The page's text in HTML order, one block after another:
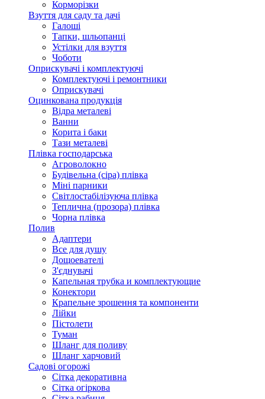
Корморізки
Взуття для саду та дачі
Галоші
Тапки, шльопанці
Устілки для взуття
Чоботи
Оприскувачі і комплектуючі
Комплектуючі і ремонтники
Оприскувачі
Оцинкована продукція
Відра металеві
Ванни
Корита і баки
Тази металеві
Плівка господарська
Агроволокно
Будівельна (сіра) плівка
Міні парники
Світлостабілізуюча плівка
Теплична (прозора) плівка
Чорна плівка
Полив
Адаптери
Все для душу
Дощоевателі
З'єднувачі
Капельная трубка и комплектующие
Конектори
Крапельне зрошення та компоненти
Лійки
Пістолети
Туман
Шланг для поливу
Шланг харчовий
Садові огорожі
Сітка декоративна
Сітка огіркова